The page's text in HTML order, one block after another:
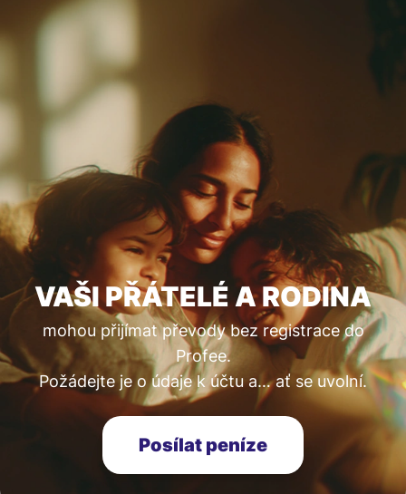
VAŠI PŘÁTELÉ A RODINA
mohou přijímat převody bez registrace do
Profee.
Požádejte je o údaje k účtu a… ať se uvolní.
Posílat peníze